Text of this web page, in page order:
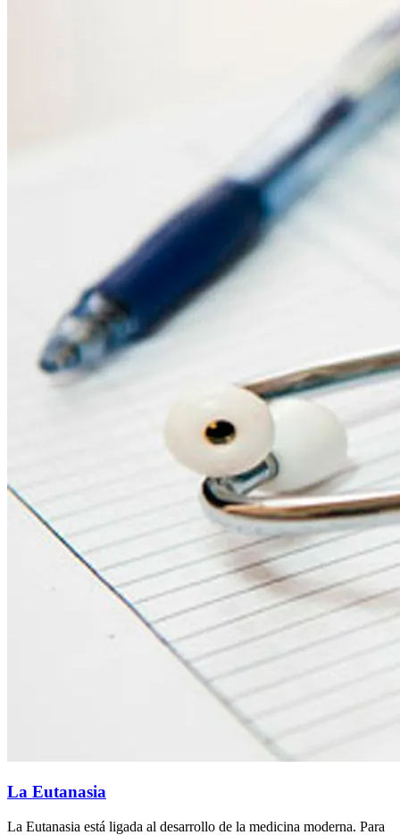
La Eutanasia
La Eutanasia está ligada al desarrollo de la medicina moderna. Para